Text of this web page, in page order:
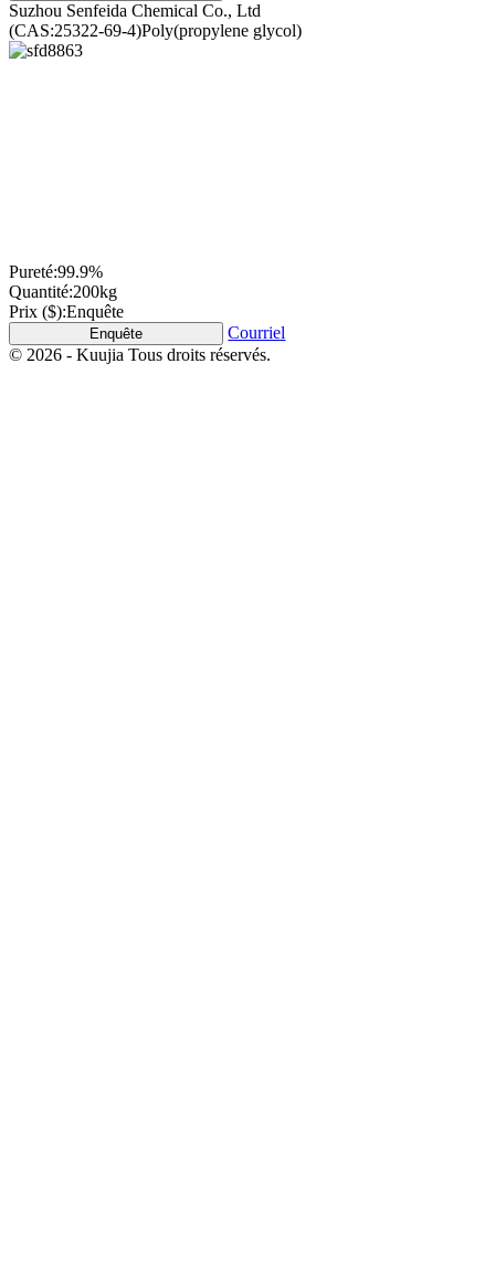
Suzhou Senfeida Chemical Co., Ltd
(CAS:25322-69-4)Poly(propylene glycol)
Pureté:99.9%
Quantité:200kg
Prix ($):Enquête
Enquête
Courriel
© 2026 - Kuujia Tous droits réservés.